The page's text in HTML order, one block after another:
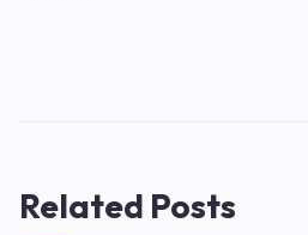
Related Posts